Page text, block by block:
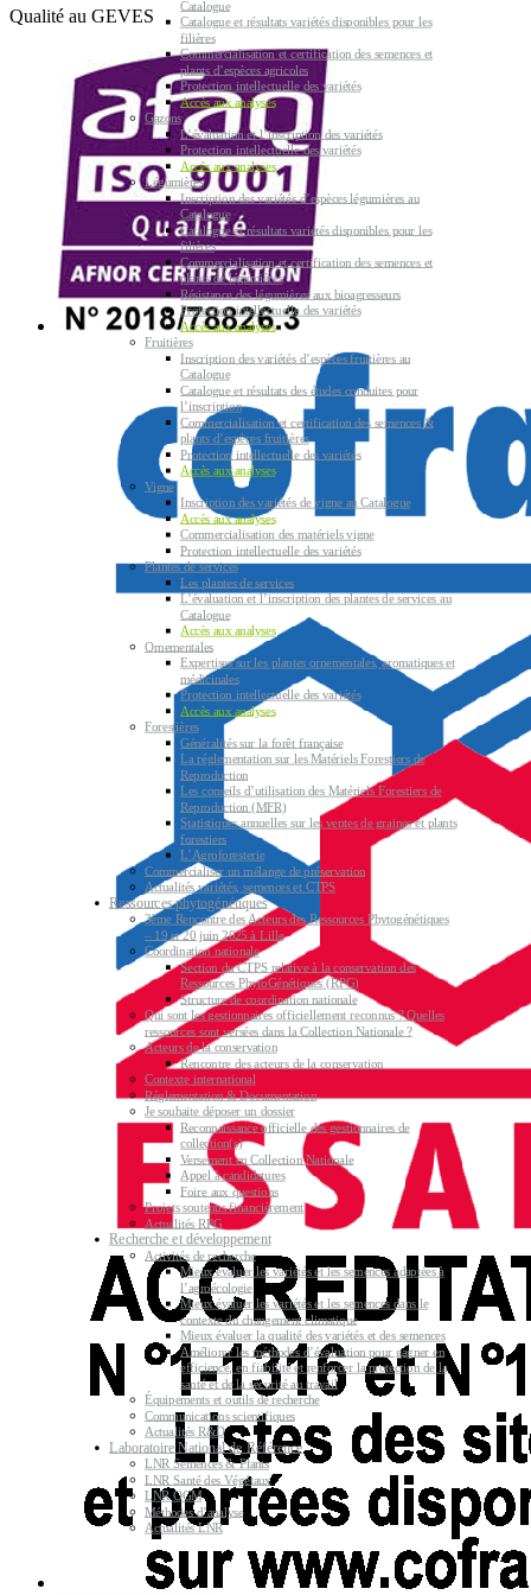
Qualité au GEVES
Catalogue
Catalogue et résultats variétés disponibles pour les
filières
Commercialisation et certification des semences et
plants d’espèces agricoles
Protection intellectuelle des variétés
Accès aux analyses
Gazons
L’évaluation et l’inscription des variétés
Protection intellectuelle des variétés
Accès aux analyses
Légumières
Inscription des variétés d’espèces légumières au
Catalogue
Catalogue et résultats variétés disponibles pour les
filières
Commercialisation et certification des semences et
plants de légumières
Résistance des légumières aux bioagresseurs
Protection intellectuelle des variétés
Accès aux analyses
Fruitières
Inscription des variétés d’espèces fruitières au
Catalogue
Catalogue et résultats des études conduites pour
l’inscription
Commercialisation et certification des semences &
plants d’espèces fruitières
Protection intellectuelle des variétés
Accès aux analyses
Vigne
Inscription des variétés de vigne au Catalogue
Accès aux analyses
Commercialisation des matériels vigne
Protection intellectuelle des variétés
Plantes de services
Les plantes de services
L’évaluation et l’inscription des plantes de services au
Catalogue
Accès aux analyses
Ornementales
Expertises sur les plantes ornementales, aromatiques et
médicinales
Protection intellectuelle des variétés
Accès aux analyses
Forestières
Généralités sur la forêt française
La réglementation sur les Matériels Forestiers de
Reproduction
Les conseils d’utilisation des Matériels Forestiers de
Reproduction (MFR)
Statistiques annuelles sur les ventes de graines et plants
forestiers
L’Agroforesterie
Commercialiser un mélange de préservation
Actualités variétés, semences et CTPS
Ressources phytogénétiques
3ème Rencontre des Acteurs des Ressources Phytogénétiques
– 19 et 20 juin 2025 à Lille
Coordination nationale
Section du CTPS relative à la conservation des
Ressources PhytoGénétiques (RPG)
Structure de coordination nationale
Qui sont les gestionnaires officiellement reconnus ? Quelles
ressources sont versées dans la Collection Nationale ?
Acteurs de la conservation
Rencontre des acteurs de la conservation
Contexte international
Réglementation & Documentation
Je souhaite déposer un dossier
Reconnaissance officielle des gestionnaires de
collection(s)
Versement en Collection Nationale
Appel à candidatures
Foire aux questions
Projets soutenus financièrement
Actualités RPG
Recherche et développement
Activités de recherche
Mieux évaluer les variétés et les semences adaptées à
l’agroécologie
Mieux évaluer les variétés et les semences dans le
contexte du changement climatique
Mieux évaluer la qualité des variétés et des semences
Améliorer les méthodes d’évaluation pour gagner en
efficience, en fiabilité et renforcer la protection de la
santé et de la sécurité au travail
Équipements et outils de recherche
Communications scientifiques
Actualités R&D
Laboratoire National de Référence
LNR Semences & Plants
LNR Santé des Végétaux
LNR OGM
Méthodes d’analyse
Actualités LNR